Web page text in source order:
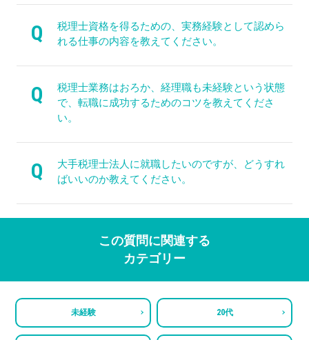
Q
税理士資格を得るための、実務経験として認めら
れる仕事の内容を教えてください。
Q
税理士業務はおろか、経理職も未経験という状態
で、転職に成功するためのコツを教えてくださ
い。
Q
大手税理士法人に就職したいのですが、どうすれ
ばいいのか教えてください。
この質問に関連する
カテゴリー
未経験 20代